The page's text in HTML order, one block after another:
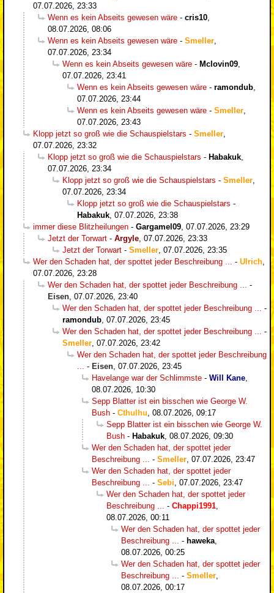
07.07.2026, 23:33
Wenn es kein Abseits gewesen wäre - cris10
08.07.2026, 08:06
Wenn es kein Abseits gewesen wäre - Smeller
07.07.2026, 23:34
Wenn es kein Abseits gewesen wäre - Mclovin09
07.07.2026, 23:41
Wenn es kein Abseits gewesen wäre - ramondub
07.07.2026, 23:44
Wenn es kein Abseits gewesen wäre - Smeller
07.07.2026, 23:43
Klopp jetzt so groß wie die Schauspielstars - Smeller
07.07.2026, 23:32
Klopp jetzt so groß wie die Schauspielstars - Habakuk
07.07.2026, 23:34
Klopp jetzt so groß wie die Schauspielstars - Smeller
07.07.2026, 23:34
Klopp jetzt so groß wie die Schauspielstars -
Habakuk 07.07.2026, 23:38
immer diese Blitzheilungen - Gargamel09 07.07.2026, 23:29
Jetzt der Torwart - Argyle 07.07.2026, 23:33
Jetzt der Torwart - Smeller 07.07.2026, 23:35
Wer den Schaden hat, der spottet jeder Beschreibung ...
- Ulrich
07.07.2026, 23:28
Wer den Schaden hat, der spottet jeder Beschreibung ...
-
Eisen 07.07.2026, 23:40
Wer den Schaden hat, der spottet jeder Beschreibung ...
-
ramondub 07.07.2026, 23:45
Wer den Schaden hat, der spottet jeder Beschreibung ...
-
Smeller 07.07.2026, 23:42
Wer den Schaden hat, der spottet jeder Beschreibung
- Eisen 07.07.2026, 23:45
Havelange war der Schlimmste - Will Kane
08.07.2026, 10:30
Sepp Blatter ist ein bisschen wie George W.
Bush - Cthulhu 08.07.2026, 09:17
Sepp Blatter ist ein bisschen wie George W.
Bush - Habakuk 08.07.2026, 09:30
Wer den Schaden hat, der spottet jeder
Beschreibung ...
- Smeller 07.07.2026, 23:47
Wer den Schaden hat, der spottet jeder
Beschreibung ...
- Sebi 07.07.2026, 23:47
Wer den Schaden hat, der spottet jeder
Beschreibung ...
- Chappi1991
08.07.2026, 00:11
Wer den Schaden hat, der spottet jeder
Beschreibung ...
- haweka
08.07.2026, 00:25
Wer den Schaden hat, der spottet jeder
Beschreibung ...
- Smeller
08.07.2026, 00:17